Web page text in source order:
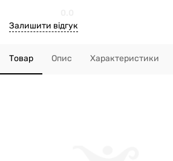
Залишити відгук
Товар Опис Характеристики